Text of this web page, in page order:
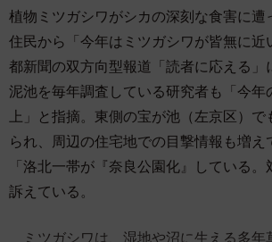
植物ミツガシワがシカの深刻な食害に遭
住民から「今年はミツガシワが皆無に近
都新聞の双方向型報道「読者に応える」
泥池を毎年調査している研究者も「今年
上」と指摘。東側の宝が池（左京区）で
られ、周辺の住宅地での目撃情報も増え
「洛北一帯が『奈良公園化』している。
訴えている。
ミツガシワは、湿地や沼に生える多年